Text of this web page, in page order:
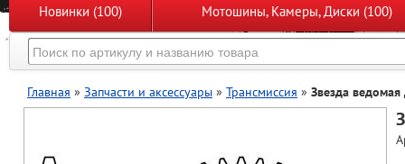
Новинки (100) Мотошины, Камеры, Диски (100)
Главная » Запчасти и аксессуары » Трансмиссия » Звезда